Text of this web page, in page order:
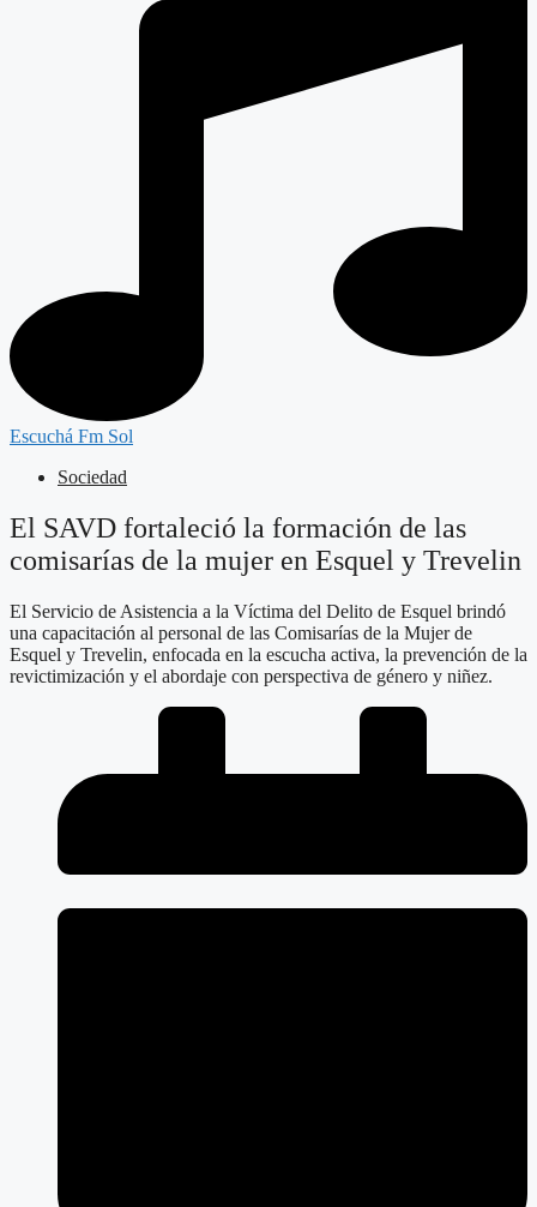
Escuchá Fm Sol
Sociedad
El SAVD fortaleció la formación de las
comisarías de la mujer en Esquel y Trevelin
El Servicio de Asistencia a la Víctima del Delito de Esquel brindó
una capacitación al personal de las Comisarías de la Mujer de
Esquel y Trevelin, enfocada en la escucha activa, la prevención de la
revictimización y el abordaje con perspectiva de género y niñez.